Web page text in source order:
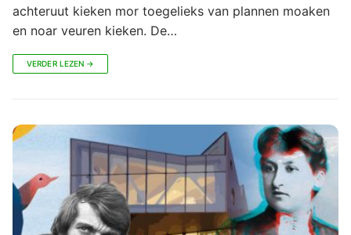
achteruut kieken mor toegelieks van plannen moaken
en noar veuren kieken. De…
VERDER LEZEN →